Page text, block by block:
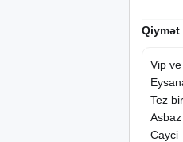
Qiymət
Vip
Tez
Asbaz
Cayci